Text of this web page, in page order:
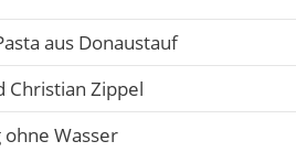
aus Donaustauf
Christian Zippel
Wasser